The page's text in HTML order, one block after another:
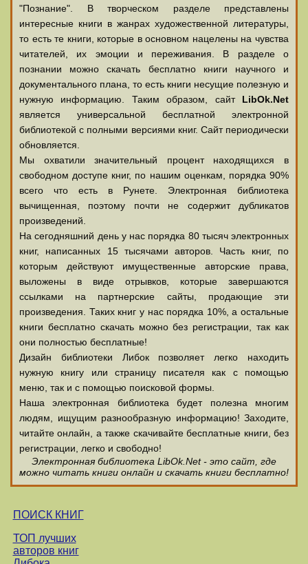
"Познание". В творческом разделе представлены
интересные книги в жанрах художественной литературы,
то есть те книги, которые в основном нацелены на чувства
читателей, их эмоции и переживания. В разделе о
познании можно скачать бесплатно книги научного и
документального плана, то есть книги несущие полезную и
нужную информацию. Таким образом, сайт LibOk.Net
является универсальной бесплатной электронной
библиотекой с полными версиями книг. Сайт периодически
обновляется.
Мы охватили значительный процент находящихся в
свободном доступе книг, по нашим оценкам, порядка 90%
всего что есть в Рунете. Электронная библиотека
вычищенная, поэтому почти не содержит дубликатов
произведений.
На сегодняшний день у нас порядка 80 тысяч электронных
книг, написанных 15 тысячами авторов. Часть книг, по
которым действуют имущественные авторские права,
выложены в виде отрывков, которые завершаются
ссылками на партнерские сайты, продающие эти
произведения. Таких книг у нас порядка 10%, а остальные
книги бесплатно скачать можно без регистрации, так как
они полностью бесплатные!
Дизайн библиотеки Либок позволяет легко находить
нужную книгу или страницу писателя как с помощью
меню, так и с помощью поисковой формы.
Наша электронная библиотека будет полезна многим
людям, ищущим разнообразную информацию! Заходите,
читайте онлайн, а также скачивайте бесплатные книги, без
регистрации, легко и свободно!
Электронная библиотека LibOk.Net - это сайт, где
можно читать книги онлайн и скачать книги бесплатно!
ПОИСК КНИГ
ТОП лучших
авторов книг